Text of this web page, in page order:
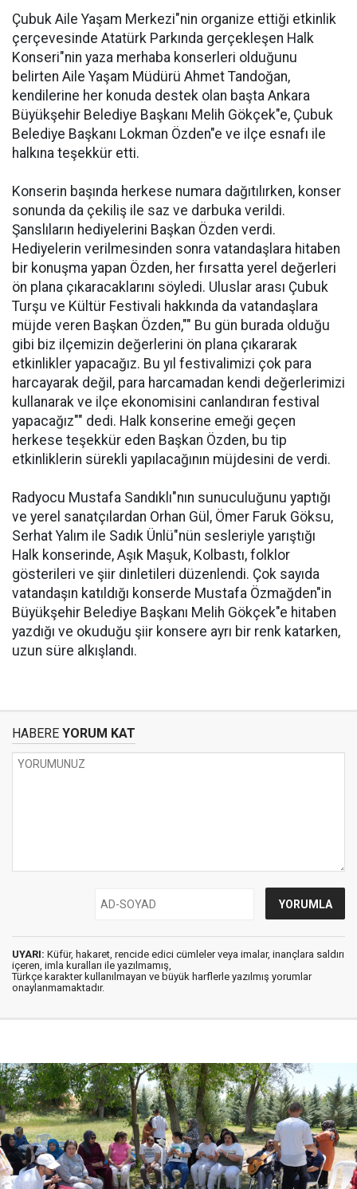
Çubuk Aile Yaşam Merkezi"nin organize ettiği etkinlik
çerçevesinde Atatürk Parkında gerçekleşen Halk
Konseri"nin yaza merhaba konserleri olduğunu
belirten Aile Yaşam Müdürü Ahmet Tandoğan,
kendilerine her konuda destek olan başta Ankara
Büyükşehir Belediye Başkanı Melih Gökçek"e, Çubuk
Belediye Başkanı Lokman Özden"e ve ilçe esnafı ile
halkına teşekkür etti.
Konserin başında herkese numara dağıtılırken, konser
sonunda da çekiliş ile saz ve darbuka verildi.
Şanslıların hediyelerini Başkan Özden verdi.
Hediyelerin verilmesinden sonra vatandaşlara hitaben
bir konuşma yapan Özden, her fırsatta yerel değerleri
ön plana çıkaracaklarını söyledi. Uluslar arası Çubuk
Turşu ve Kültür Festivali hakkında da vatandaşlara
müjde veren Başkan Özden,"" Bu gün burada olduğu
gibi biz ilçemizin değerlerini ön plana çıkararak
etkinlikler yapacağız. Bu yıl festivalimizi çok para
harcayarak değil, para harcamadan kendi değerlerimizi
kullanarak ve ilçe ekonomisini canlandıran festival
yapacağız"" dedi. Halk konserine emeği geçen
herkese teşekkür eden Başkan Özden, bu tip
etkinliklerin sürekli yapılacağının müjdesini de verdi.
Radyocu Mustafa Sandıklı"nın sunuculuğunu yaptığı
ve yerel sanatçılardan Orhan Gül, Ömer Faruk Göksu,
Serhat Yalım ile Sadık Ünlü"nün sesleriyle yarıştığı
Halk konserinde, Aşık Maşuk, Kolbastı, folklor
gösterileri ve şiir dinletileri düzenlendi. Çok sayıda
vatandaşın katıldığı konserde Mustafa Özmağden"in
Büyükşehir Belediye Başkanı Melih Gökçek"e hitaben
yazdığı ve okuduğu şiir konsere ayrı bir renk katarken,
uzun süre alkışlandı.
HABERE YORUM KAT
UYARI: Küfür, hakaret, rencide edici cümleler veya imalar, inançlara saldırı
içeren, imla kuralları ile yazılmamış,
Türkçe karakter kullanılmayan ve büyük harflerle yazılmış yorumlar
onaylanmamaktadır.